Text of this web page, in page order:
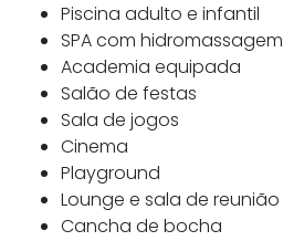
Piscina adulto e infantil
SPA com hidromassagem
Academia equipada
Salão de festas
Sala de jogos
Cinema
Playground
Lounge e sala de reunião
Cancha de bocha